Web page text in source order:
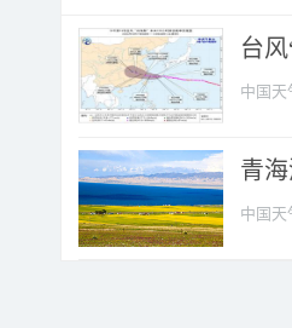
台
中国天
青
中国天